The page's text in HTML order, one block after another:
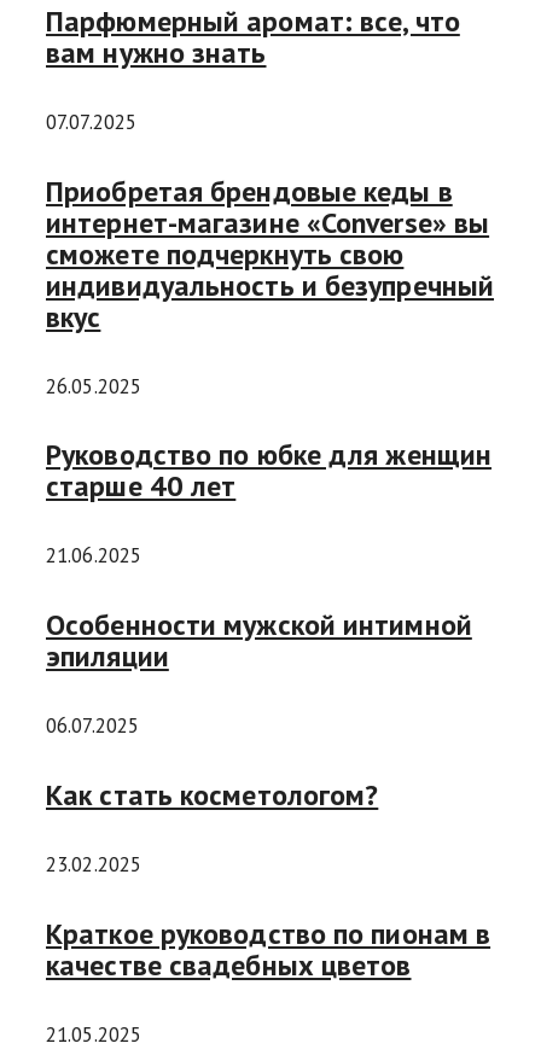
Парфюмерный аромат: все, что
вам нужно знать
07.07.2025
Приобретая брендовые кеды в
интернет-магазине «Converse» вы
сможете подчеркнуть свою
индивидуальность и безупречный
вкус
26.05.2025
Руководство по юбке для женщин
старше 40 лет
21.06.2025
Особенности мужской интимной
эпиляции
06.07.2025
Как стать косметологом?
23.02.2025
Краткое руководство по пионам в
качестве свадебных цветов
21.05.2025